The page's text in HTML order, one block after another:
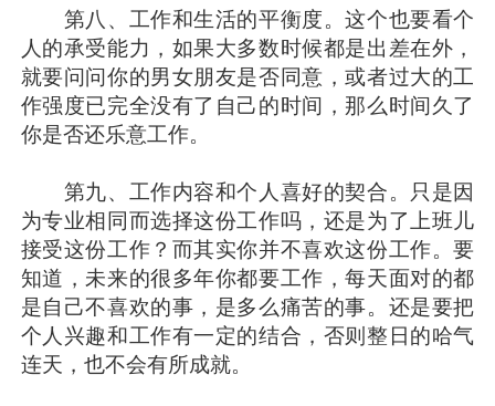
第八、工作和生活的平衡度。这个也要看个
人的承受能力，如果大多数时候都是出差在外，
就要问问你的男女朋友是否同意，或者过大的工
作强度已完全没有了自己的时间，那么时间久了
你是否还乐意工作。
第九、工作内容和个人喜好的契合。只是因
为专业相同而选择这份工作吗，还是为了上班儿
接受这份工作？而其实你并不喜欢这份工作。要
知道，未来的很多年你都要工作，每天面对的都
是自己不喜欢的事，是多么痛苦的事。还是要把
个人兴趣和工作有一定的结合，否则整日的哈气
连天，也不会有所成就。